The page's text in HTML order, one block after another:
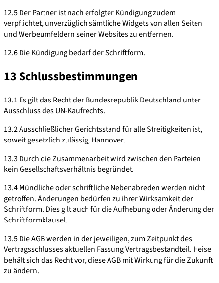
12.5 Der Partner ist nach erfolgter Kündigung zudem
verpflichtet, unverzüglich sämtliche Widgets von allen Seiten
und Werbeumfeldern seiner Websites zu entfernen.
12.6 Die Kündigung bedarf der Schriftform.
13 Schlussbestimmungen
13.1 Es gilt das Recht der Bundesrepublik Deutschland unter
Ausschluss des UN-Kaufrechts.
13.2 Ausschließlicher Gerichtsstand für alle Streitigkeiten ist,
soweit gesetzlich zulässig, Hannover.
13.3 Durch die Zusammenarbeit wird zwischen den Parteien
kein Gesellschaftsverhältnis begründet.
13.4 Mündliche oder schriftliche Nebenabreden werden nicht
getroffen. Änderungen bedürfen zu ihrer Wirksamkeit der
Schriftform. Dies gilt auch für die Aufhebung oder Änderung der
Schriftformklausel.
13.5 Die AGB werden in der jeweiligen, zum Zeitpunkt des
Vertragsschlusses aktuellen Fassung Vertragsbestandteil. Heise
behält sich das Recht vor, diese AGB mit Wirkung für die Zukunft
zu ändern.